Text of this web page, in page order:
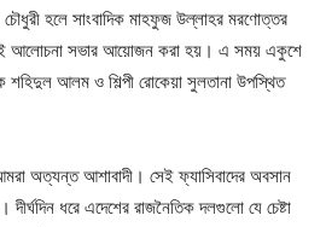
হলে সাংবাদিক মাহফুজ উল্লাহর মরণোত্তর
আলোচনা সভার আয়োজন করা হয়। এ সময় একুশে
শহিদুল আলম ও শিল্পী রোকেয়া সুলতানা উপস্থিত
অত্যন্ত আশাবাদী। সেই ফ্যাসিবাদের অবসান
ধরে এদেশের রাজনৈতিক দলগুলো যে চেষ্টা